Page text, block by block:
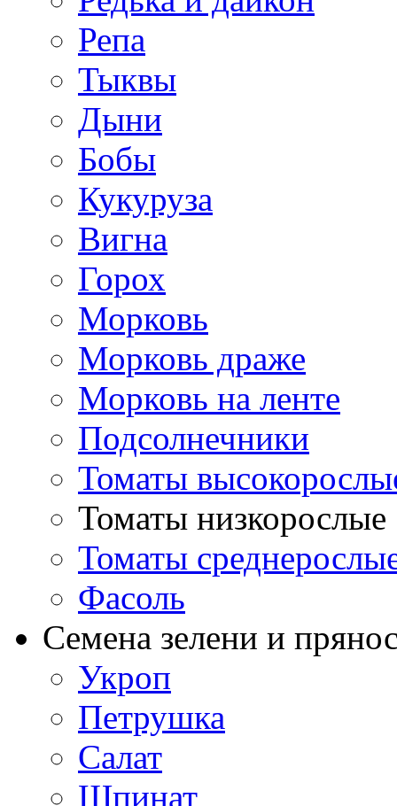
Репа
Тыквы
Дыни
Бобы
Кукуруза
Вигна
Горох
Морковь
Морковь драже
Морковь на ленте
Подсолнечники
Томаты
Томаты низкорослые
Томаты
Фасоль
Семена зелени и
Укроп
Петрушка
Салат
Шпинат